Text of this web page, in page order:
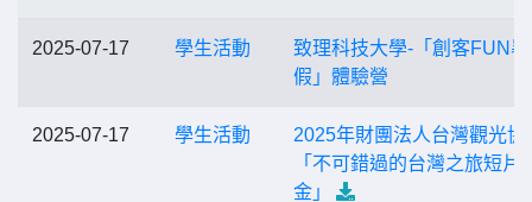
2025-07-17 學生活動
致理科技大學-「創客FUN暑
假」體驗營
2025-07-17 學生活動
2025年財團法人台灣觀光協
「不可錯過的台灣之旅短片
金」